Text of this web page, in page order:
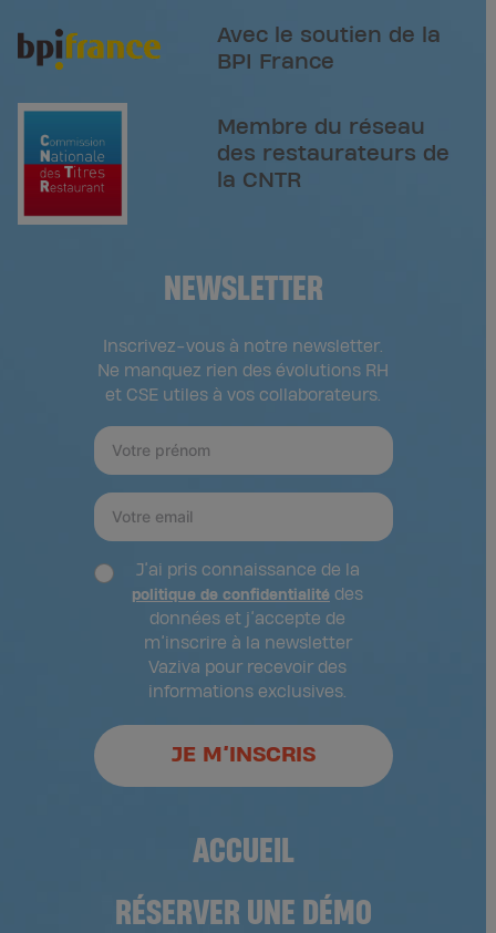
ACCUEIL
RÉSERVER UNE DÉMO
NEWSLETTER
Inscrivez-vous à notre newsletter.
Ne manquez rien des évolutions RH
et CSE utiles à vos collaborateurs.
J’ai pris connaissance de la
politique de confidentialité des
données et j’accepte de
m’inscrire à la newsletter
Vaziva pour recevoir des
informations exclusives.
JE M’INSCRIS
Avec le soutien de la
BPI France
Membre du réseau
des restaurateurs de
la CNTR